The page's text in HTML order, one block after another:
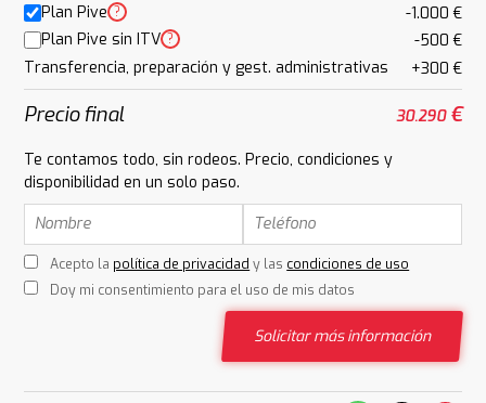
Plan Pive ?
-1.000 €
Plan Pive sin ITV ?
-500 €
Transferencia, preparación y gest. administrativas
+300 €
Precio final 30.290€
Te contamos todo, sin rodeos. Precio, condiciones y
disponibilidad en un solo paso.
Acepto la política de privacidad y las condiciones de uso
Doy mi consentimiento para el uso de mis datos
Solicitar más información